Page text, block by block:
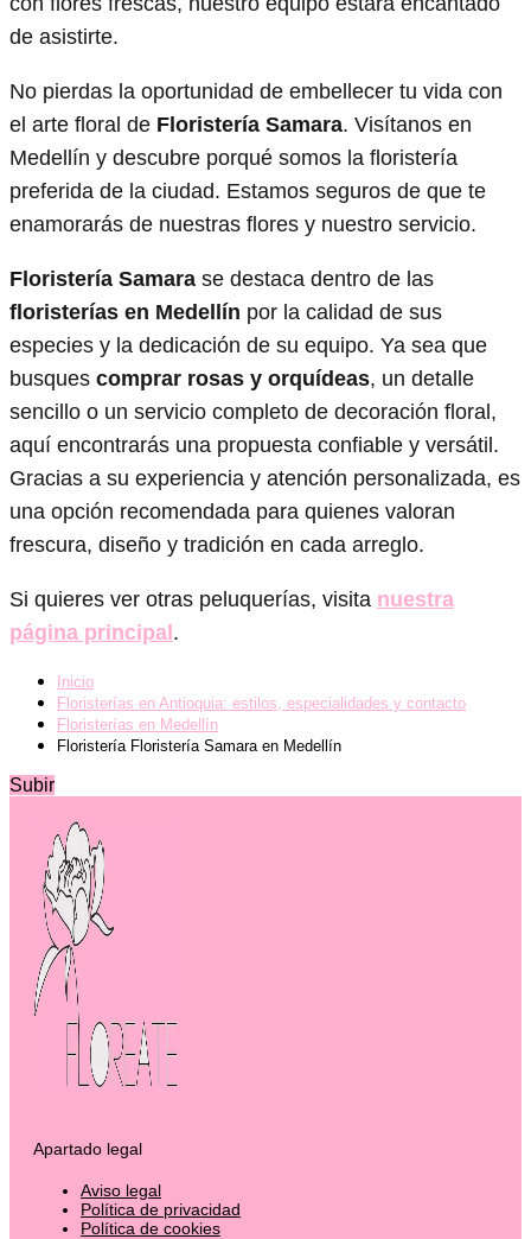
de asistirte.
No pierdas la oportunidad de embellecer tu vida con
el arte floral de Floristería Samara. Visítanos en
Medellín y descubre porqué somos la floristería
preferida de la ciudad. Estamos seguros de que te
enamorarás de nuestras flores y nuestro servicio.
Floristería Samara se destaca dentro de las
floristerías en Medellín por la calidad de sus
especies y la dedicación de su equipo. Ya sea que
busques comprar rosas y orquídeas, un detalle
sencillo o un servicio completo de decoración floral,
aquí encontrarás una propuesta confiable y versátil.
Gracias a su experiencia y atención personalizada, es
una opción recomendada para quienes valoran
frescura, diseño y tradición en cada arreglo.
Si quieres ver otras peluquerías, visita nuestra
página principal.
Inicio
Floristerías en Antioquia: estilos, especialidades y contacto
Floristerías en Medellín
Floristería Floristería Samara en Medellín
Subir
Apartado legal
Aviso legal
Política de privacidad
Política de cookies